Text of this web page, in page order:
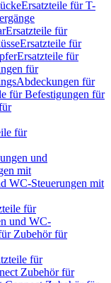
Ersatzteile für T-
Ersatzteile für
Ersatzteile für
Ersatzteile für
für
Abdeckungen für
für Befestigungen für
für
und
mit
WC-Steuerungen mit
für
und WC-
Zubehör für
für
Zubehör für